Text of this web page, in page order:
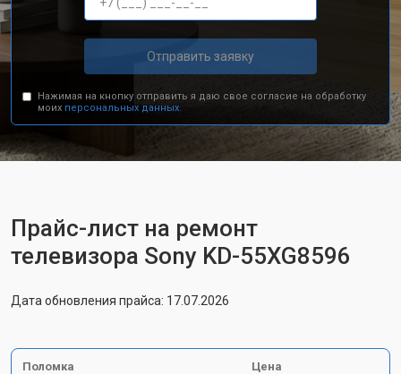
Отправить заявку
Нажимая на кнопку отправить я даю свое согласие на обработку
моих персональных данных.
Прайс-лист на ремонт
телевизора Sony KD-55XG8596
Дата обновления прайса: 17.07.2026
Поломка Цена